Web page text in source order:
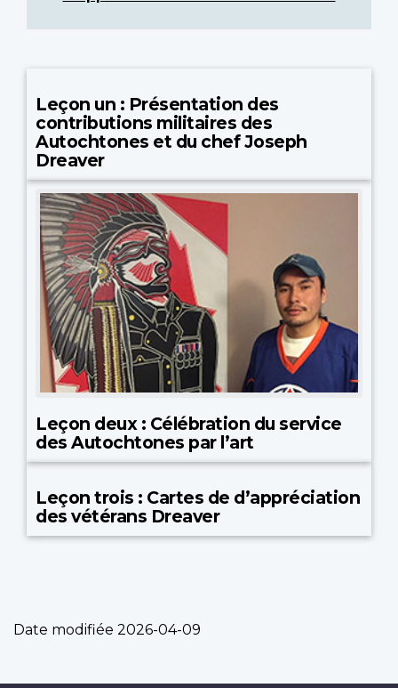
Leçon un : Présentation des
contributions militaires des
Autochtones et du chef Joseph
Dreaver
Leçon deux : Célébration du service
des Autochtones par l’art
Leçon trois : Cartes de d’appréciation
des vétérans Dreaver
Date modifiée 2026-04-09